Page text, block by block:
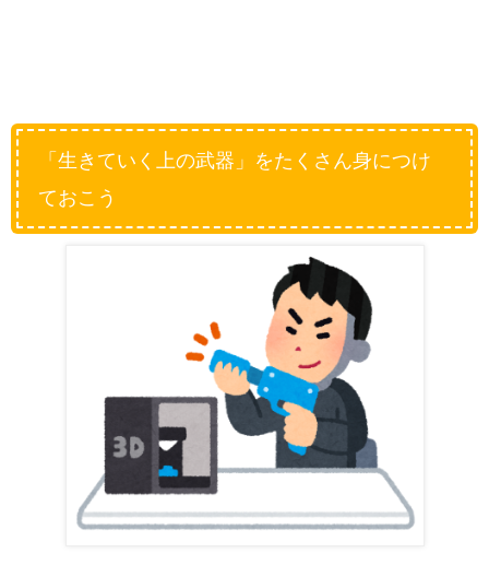
「生きていく上の武器」をたくさん身につけ
ておこう